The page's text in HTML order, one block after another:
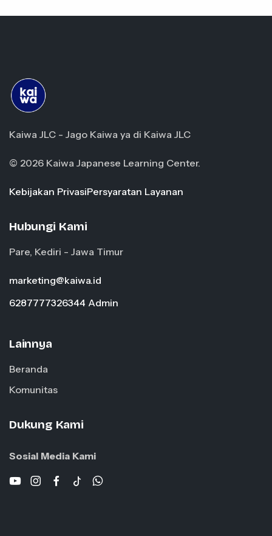
Kaiwa JLC - Jago Kaiwa ya di Kaiwa JLC
© 2026 Kaiwa Japanese Learning Center.
Kebijakan PrivasiPersyaratan Layanan
Hubungi Kami
Pare, Kediri - Jawa Timur
marketing@kaiwa.id
6287777326344 Admin
Lainnya
Beranda
Komunitas
Dukung Kami
Sosial Media Kami